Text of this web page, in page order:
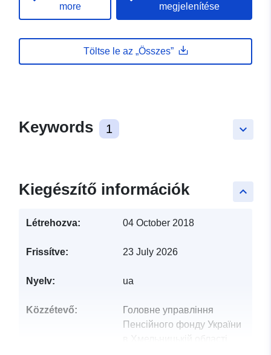
more
megjelenítése
Töltse le az „Összes”
keyboard_arrow_down
Keywords 1
keyboard_arrow_up
Kiegészítő információk
Létrehozva: 04 October 2018
Frissítve: 23 July 2026
Nyelv: ua
Közzétevő:
Головне управління
Пенсійного фонду України